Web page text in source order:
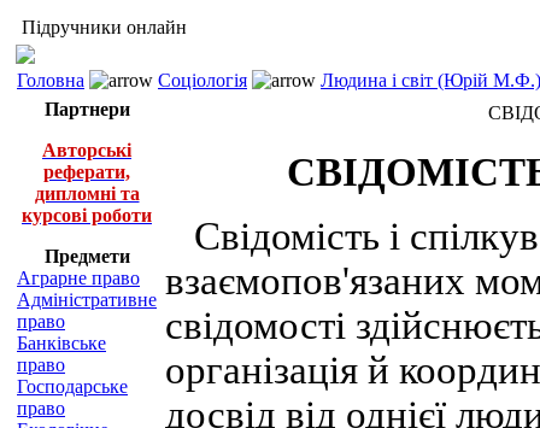
Підручники онлайн
Головна Соціологія
Людина і світ (Юрій М.Ф.)
Партнери
Авторські
реферати,
дипломні та
курсові роботи
Предмети
Аграрне право
Адміністративне
право
Банківське
право
Господарське
право
Свідомість і
взаємопов'язаних
свідомості
організація й
досвід від однієї